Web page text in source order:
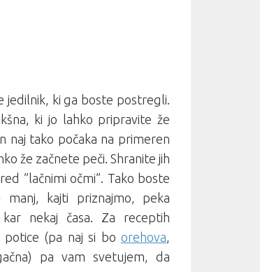
jedilnik, ki ga boste postregli.
ki jo lahko pripravite že
naj tako počaka na primeren
že začnete peči. Shranite jih
”lačnimi očmi”. Tako boste
kajti priznajmo, peka
nekaj časa. Za receptih
(pa naj si bo orehova,
pa vam svetujem, da